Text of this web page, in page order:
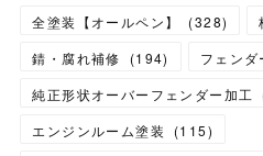
全塗装【オールペン】
(328)
錆・腐れ補修
(194) フェン
純正形状オーバーフェンダー加工
エンジンルーム塗装
(115)